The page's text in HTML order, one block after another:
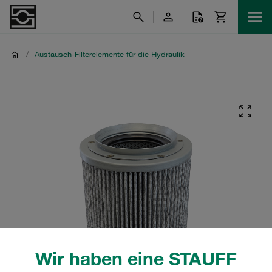
Wir haben eine STAUFF
/ Austausch-Filterelemente für die Hydraulik